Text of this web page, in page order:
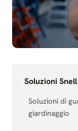
Soluzioni Snell
Soluzioni di
giardinaggio